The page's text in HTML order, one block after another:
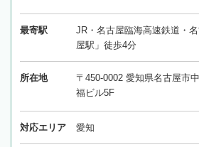
最寄駅
JR・名古屋臨海高速鉄道・
屋駅」徒歩4分
所在地
〒450-0002 愛知県名古屋市
福ビル5F
対応エリア 愛知